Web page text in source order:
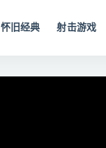
怀旧经典 射击游戏